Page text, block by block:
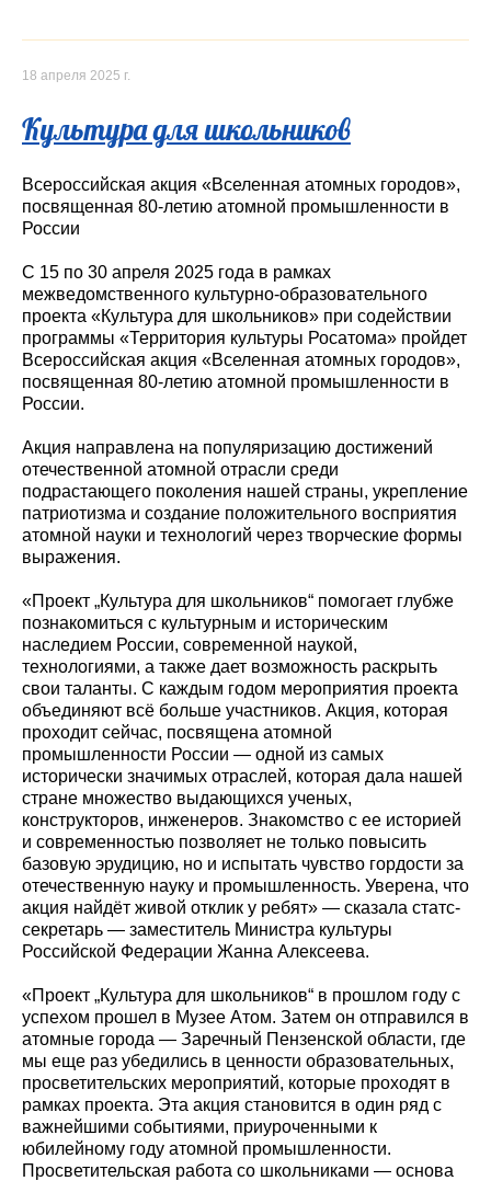
18 апреля 2025 г.
Культура для школьников
Всероссийская акция «Вселенная атомных городов»,
посвященная 80-летию атомной промышленности в
России
С 15 по 30 апреля 2025 года в рамках
межведомственного культурно-образовательного
проекта «Культура для школьников» при содействии
программы «Территория культуры Росатома» пройдет
Всероссийская акция «Вселенная атомных городов»,
посвященная 80-летию атомной промышленности в
России.
Акция направлена на популяризацию достижений
отечественной атомной отрасли среди
подрастающего поколения нашей страны, укрепление
патриотизма и создание положительного восприятия
атомной науки и технологий через творческие формы
выражения.
«Проект „Культура для школьников“ помогает глубже
познакомиться с культурным и историческим
наследием России, современной наукой,
технологиями, а также дает возможность раскрыть
свои таланты. С каждым годом мероприятия проекта
объединяют всё больше участников. Акция, которая
проходит сейчас, посвящена атомной
промышленности России — одной из самых
исторически значимых отраслей, которая дала нашей
стране множество выдающихся ученых,
конструкторов, инженеров. Знакомство с ее историей
и современностью позволяет не только повысить
базовую эрудицию, но и испытать чувство гордости за
отечественную науку и промышленность. Уверена, что
акция найдёт живой отклик у ребят» — сказала статс-
секретарь — заместитель Министра культуры
Российской Федерации Жанна Алексеева.
«Проект „Культура для школьников“ в прошлом году с
успехом прошел в Музее Атом. Затем он отправился в
атомные города — Заречный Пензенской области, где
мы еще раз убедились в ценности образовательных,
просветительских мероприятий, которые проходят в
рамках проекта. Эта акция становится в один ряд с
важнейшими событиями, приуроченными к
юбилейному году атомной промышленности.
Просветительская работа со школьниками — основа